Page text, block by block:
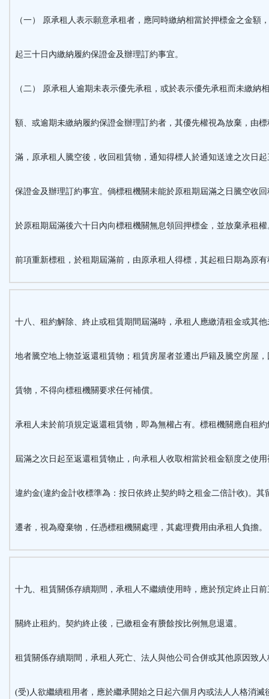
（一） 原承租人表示願意承租者，應同時繳納相當於押標金之金額
起三十日內繳納履約保證金及辦理訂約事宜。
（二） 原承租人逾期未表示優先承租，或於表示優先承租而未繳納
額、或逾期未繳納履約保證金辦理訂約者，其優先權視為放棄，由
滿，原承租人騰空後，收回租賃物，通知得標人於通知送達之次日
保證金及辦理訂約事宜。倘標租機關未能於原租期屆滿之日騰空收
於原租期屆滿後六十日內向標租機關無息領回押標金，並放棄承租權
前項重新標租，於租期屆滿前，由原承租人得標，其起租日期為原
十八、 租約解除、終止或租賃期間屆滿時，承租人應繳清租金或其
地者騰空地上物並返還租賃物；租賃房屋者並遷出戶籍及騰空房屋
賃物，不得向標租機關要求任何補償。
承租人未於前項規定返還租賃物，即為無權占有。標租機關應自租
屆滿之次日起至返還租賃物止，向承租人收取相當於租金額度之使
違約金(違約金計收標準為：按日依終止契約時之租金二倍計收)。其
遷者，視為廢棄物，任憑標租機關處理，其處理費用由承租人負擔。
十九、租賃關係存續期間，承租人不繼續使用時，應於預定終止日
關終止租約。契約終止後，已繳租金有賸餘按比例無息退還。
租賃關係存續期間，承租人死亡、法人與他公司合併或其他原因致
(受)人欲繼續租用者，應於繼承開始之日起六個月內或法人人格消滅